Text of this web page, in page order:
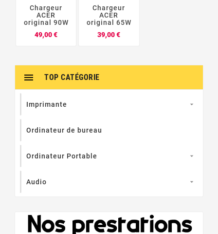
Chargeur
ACER
original 90W
49,00 €Prix
Chargeur
ACER
original 65W
39,00 €Prix
TOP CATÉGORIE

Imprimante 
Ordinateur de bureau
Ordinateur Portable 
Audio 